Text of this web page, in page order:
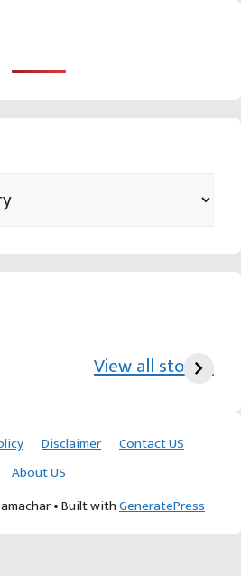
View all stories
આચાર્ય દેવવ્રતજી
Disclaimer
Contact US
About US
• Built withGeneratePress